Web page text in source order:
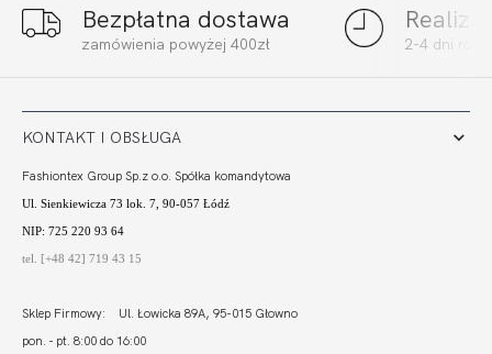
Bezpłatna dostawa
zamówienia powyżej 400zł 2-4 dni
KONTAKT I OBSŁUGA
Fashiontex Group Sp.z o.o. Spółka komandytowa
Ul. Sienkiewicza 73 lok. 7, 90-057 Łódź
NIP: 725 220 93 64
tel. [+48 42] 719 43 15
Sklep Firmowy: Ul. Łowicka 89A, 95-015 Głowno
pon. - pt. 8:00 do 16:00